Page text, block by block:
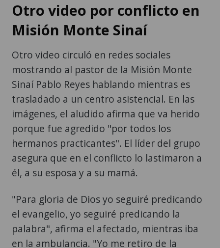
Otro video por conflicto en
Misión Monte Sinaí
Otro video circuló en redes sociales
mostrando al pastor de la Misión Monte
Sinaí Pablo Reyes hablando mientras es
trasladado a un centro asistencial. En las
imágenes, el aludido afirma que va herido
porque fue agredido "por todos los
hermanos practicantes". El líder del grupo
asegura que en el conflicto lo lastimaron a
él, a su esposa y a su mamá.
"Para gloria de Dios yo seguiré predicando
el evangelio, yo seguiré predicando la
palabra", afirma el afectado, mientras iba
en la ambulancia. "Yo me retiro de la